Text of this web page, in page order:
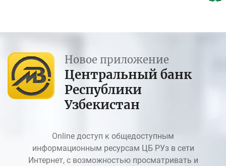
Новое приложение
Центральный банк
Республики
Узбекистан
Online доступ к общедоступным
информационным ресурсам ЦБ РУз в сети
Интернет, с возможностью просматривать и